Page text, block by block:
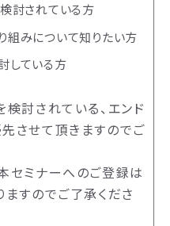
討されている方
みについて知りたい方
している方
されている、エンド
させて頂きますのでご
セミナーへのご登録は
すのでご了承くださ